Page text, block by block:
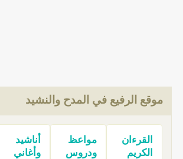
موقع الرفيع في المدح والنشيد
القرءان
الكريم
مواعظ
ودروس
أناشيد
وأغاني